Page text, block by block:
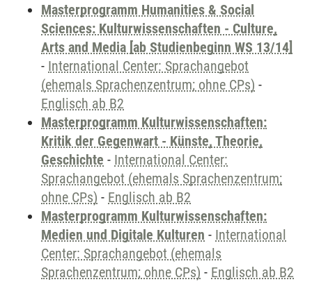
Masterprogramm Humanities & Social
Sciences: Kulturwissenschaften - Culture,
Arts and Media [ab Studienbeginn WS 13/14]
- International Center: Sprachangebot
(ehemals Sprachenzentrum; ohne CPs) -
Englisch ab B2
Masterprogramm Kulturwissenschaften:
Kritik der Gegenwart - Künste, Theorie,
Geschichte - International Center:
Sprachangebot (ehemals Sprachenzentrum;
ohne CPs) - Englisch ab B2
Masterprogramm Kulturwissenschaften:
Medien und Digitale Kulturen - International
Center: Sprachangebot (ehemals
Sprachenzentrum; ohne CPs) - Englisch ab B2